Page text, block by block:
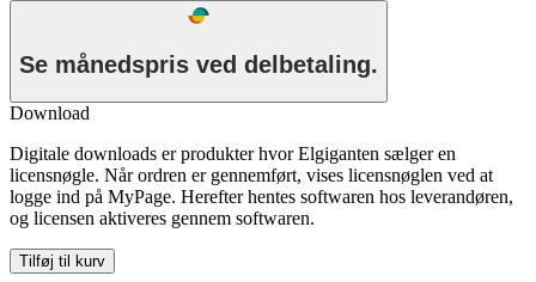
Se månedspris ved delbetaling.
Download
Digitale downloads er produkter hvor Elgiganten sælger en
licensnøgle. Når ordren er gennemført, vises licensnøglen ved at
logge ind på MyPage. Herefter hentes softwaren hos leverandøren,
og licensen aktiveres gennem softwaren.
Tilføj til kurv